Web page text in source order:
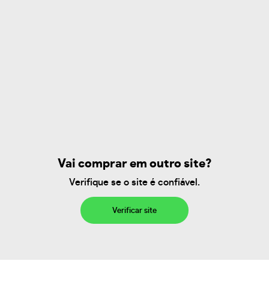
Vai comprar em outro site?
Verifique se o site é confiável.
Verificar site